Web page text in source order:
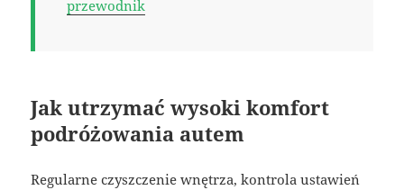
przewodnik
Jak utrzymać wysoki komfort
podróżowania autem
Regularne czyszczenie wnętrza, kontrola ustawień